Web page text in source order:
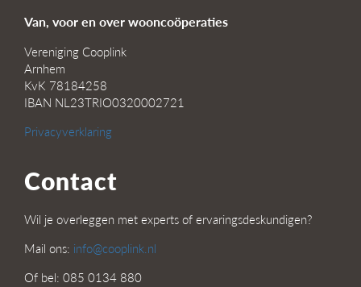
Van, voor en over wooncoöperaties
Vereniging Cooplink
Arnhem
KvK 78184258
IBAN NL23TRIO0320002721
Privacyverklaring
Contact
Wil je overleggen met experts of ervaringsdeskundigen?
Mail ons: info@cooplink.nl
Of bel: 085 0134 880